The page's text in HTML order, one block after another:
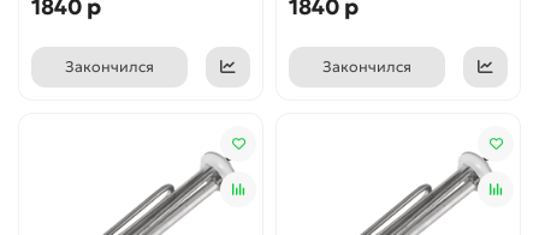
1840 р
Закончился
1840 р
Закончился